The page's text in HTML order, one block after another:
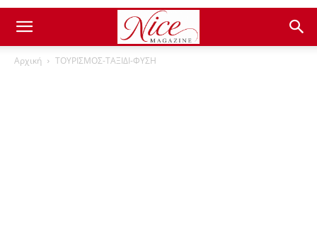
Αρχική ΤΟΥΡΙΣΜΟΣ-ΤΑΞΙΔΙ-ΦΥΣΗ